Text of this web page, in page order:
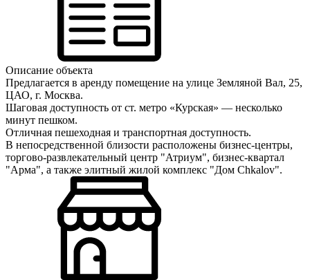
Описание объекта
Предлагается в аренду помещение на улице Земляной Вал, 25,
ЦАО, г. Москва.
Шаговая доступность от ст. метро «Курская» — несколько
минут пешком.
Отличная пешеходная и транспортная доступность.
В непосредственной близости расположены бизнес-центры,
торгово-развлекательный центр "Атриум", бизнес-квартал
"Арма", а также элитный жилой комплекс "Дом Chkalov".